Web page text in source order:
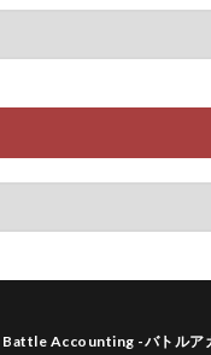
Battle Accounting -バトルア